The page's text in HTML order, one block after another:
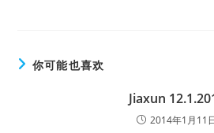
你可能也喜欢
Jiaxun
2014年1月11